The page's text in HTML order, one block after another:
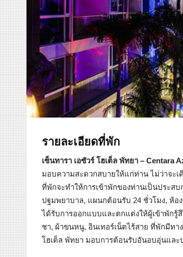
รายละเอียดที่พัก
เซ็นทารา เอซัวร์ โฮเต็ล พัทยา – Centara
มอบความสะดวกสบายให้แก่ท่าน ไม่ว่าจะ
ที่พักจะทำให้การเข้าพักของท่านเป็นประส
ปฐมพยาบาล, แผนกต้อนรับ 24 ชั่วโมง, ห้อ
ได้รับการออกแบบและตกแต่งให้ผู้เข้าพักรู้
ชา, ผ้าขนหนู, อินเทอร์เน็ตไร้สาย ที่พักมีท
โฮเต็ล พัทยา มอบการต้อนรับอันอบอุ่นและ